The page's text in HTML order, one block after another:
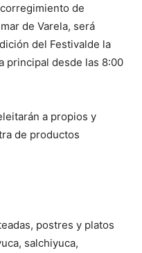
de
de Varela, será
del Festivalde la
principal desde las 8:00
a propios y
de productos
postres y platos
salchiyuca,